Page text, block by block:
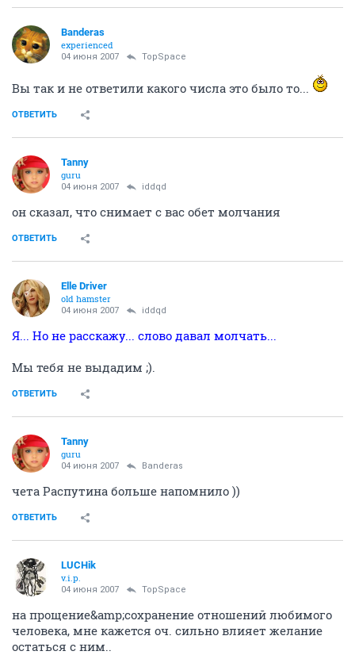
Banderas
experienced
04 июня 2007 TopSpace
Вы так и не ответили какого числа это было то...
ОТВЕТИТЬ
Tanny
guru
04 июня 2007 iddqd
он сказал, что снимает с вас обет молчания
ОТВЕТИТЬ
Elle Driver
old hamster
04 июня 2007 iddqd
Я... Но не расскажу... слово давал молчать...
Мы тебя не выдадим ;).
ОТВЕТИТЬ
Tanny
guru
04 июня 2007 Banderas
чета Распутина больше напомнило ))
ОТВЕТИТЬ
LUCHik
v.i.p.
04 июня 2007 TopSpace
на прощение&amp;сохранение отношений любимого
человека, мне кажется оч. сильно влияет желание
остаться с ним..